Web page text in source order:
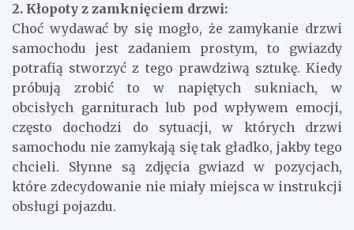
2. Kłopoty z zamknięciem drzwi:
Choć wydawać by się mogło, że zamykanie drzwi
samochodu jest zadaniem prostym, to gwiazdy
potrafią stworzyć z tego prawdziwą sztukę. Kiedy
próbują zrobić to w napiętych sukniach, w
obcisłych garniturach lub pod wpływem emocji,
często dochodzi do sytuacji, w których drzwi
samochodu nie zamykają się tak gładko, jakby tego
chcieli. Słynne są zdjęcia gwiazd w pozycjach,
które zdecydowanie nie miały miejsca w instrukcji
obsługi pojazdu.